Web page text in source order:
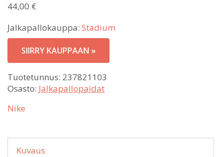
44,00 €
Jalkapallokauppa: Stadium
SIIRRY KAUPPAAN »
Tuotetunnus: 237821103
Osasto: Jalkapallopaidat
Nike
Kuvaus